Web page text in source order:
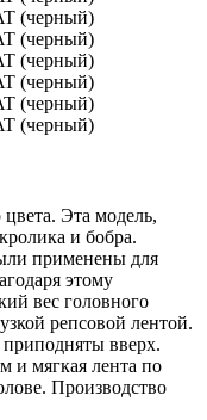
Эта модель,
и бобра.
применены для
этому
вес головного
репсовой лентой.
вверх.
и мягкая лента по
Производство